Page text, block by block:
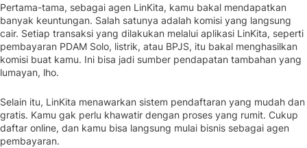
Pertama-tama, sebagai agen LinKita, kamu bakal mendapatkan
banyak keuntungan. Salah satunya adalah komisi yang langsung
cair. Setiap transaksi yang dilakukan melalui aplikasi LinKita, seperti
pembayaran PDAM Solo, listrik, atau BPJS, itu bakal menghasilkan
komisi buat kamu. Ini bisa jadi sumber pendapatan tambahan yang
lumayan, lho.
Selain itu, LinKita menawarkan sistem pendaftaran yang mudah dan
gratis. Kamu gak perlu khawatir dengan proses yang rumit. Cukup
daftar online, dan kamu bisa langsung mulai bisnis sebagai agen
pembayaran.